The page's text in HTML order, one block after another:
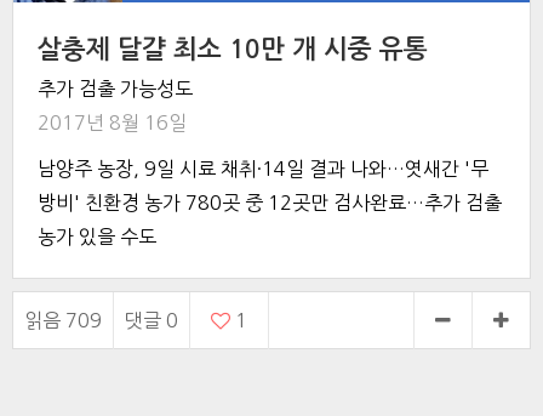
살충제 달걀 최소 10만 개 시중 유통
추가 검출 가능성도
2017년 8월 16일
남양주 농장, 9일 시료 채취·14일 결과 나와…엿새간 '무
방비' 친환경 농가 780곳 중 12곳만 검사완료…추가 검출
농가 있을 수도
읽음 709 댓글 0 1